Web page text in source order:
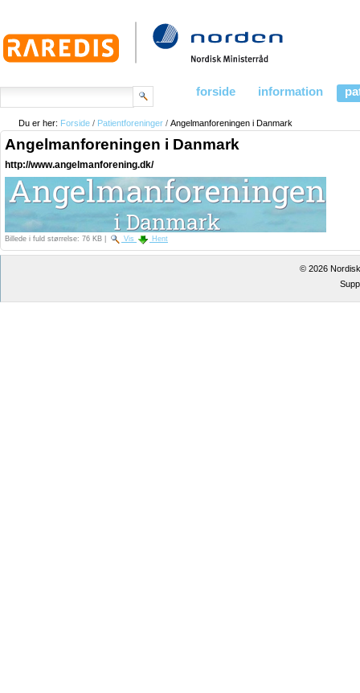
Videre
søg
Navigation forside information
Du er her: Forside / Patientforeninger / Angelmanforeningen i Danmark
Angelmanforeningen i Danmark
http://www.angelmanforening.dk/
Billede i fuld størrelse: 76 KB Vis Hent
© 2026